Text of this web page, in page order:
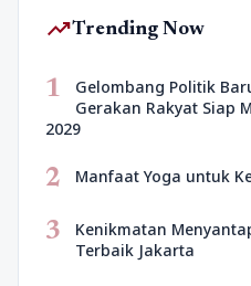
trending_upTrending Now
1
Gelombang Politik
Gerakan Rakyat Siap
2029
2 Manfaat Yoga untuk
3
Kenikmatan
Terbaik Jakarta